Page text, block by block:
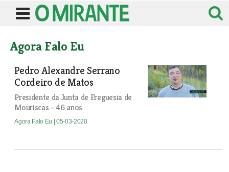
Agora Falo Eu
Pedro Alexandre Serrano
Cordeiro de Matos
Presidente da Junta de Freguesia de
Mouriscas - 46 anos
Agora Falo Eu | 05-03-2020